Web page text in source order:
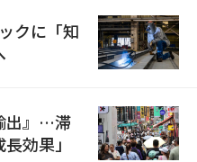
クに「知
出』…滞
効果」